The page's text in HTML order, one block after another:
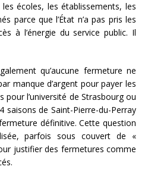
écoles, les établissements, les
parce que l’État n’a pas pris les
à l’énergie du service public. Il
qu’aucune fermeture ne
manque d’argent pour payer les
pour l’université de Strasbourg ou
saisons de Saint-Pierre-du-Perray
définitive. Cette question
parfois sous couvert de «
justifier des fermetures comme